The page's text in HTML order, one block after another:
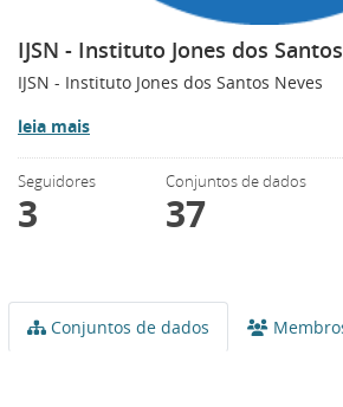
IJSN - Instituto Jones dos
IJSN - Instituto Jones dos Santos Neves
leia mais
Seguidores
3
Conjuntos de dados
37
Conjuntos de dados